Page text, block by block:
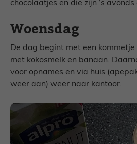
chocolaatjes en die zijn ‘s
Woensdag
De dag begint met een kommetje
met kokosmelk en banaan.
voor opnames en via huis
weer aan) weer naar kantoor.